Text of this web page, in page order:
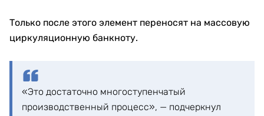
Только после этого элемент переносят на массовую
циркуляционную банкноту.
«Это достаточно многоступенчатый
производственный процесс», — подчеркнул